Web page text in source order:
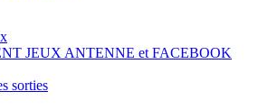
JEUX ANTENNE et FACEBOOK
sorties